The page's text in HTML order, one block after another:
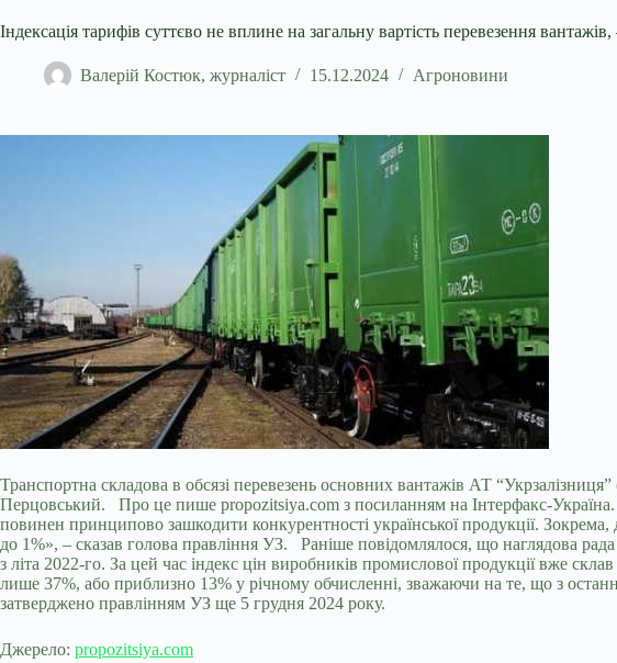
Індексація тарифів суттєво не вплине на загальну вартість перевезення
Валерій Костюк, журналіст 15.12.2024 Агроновини
Транспортна складова в обсязі перевезень основних вантажів АТ
Перцовський. Про це пише propozitsiya.com з посиланням на Інтерфакс-Україна.
повинен принципово зашкодити конкурентності української продукції.
до 1%», – сказав голова правління УЗ. Раніше повідомлялося, що наглядова
з літа 2022-го. За цей час індекс цін виробників промислової продукції вже
лише 37%, або приблизно 13% у річному обчисленні, зважаючи на те, що з
затверджено правлінням УЗ ще 5 грудня 2024 року.
Джерело: propozitsiya.com